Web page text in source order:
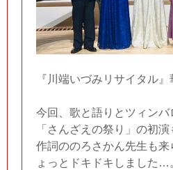
『川端いづみリサイタル』
今回、歌と語りとツィンバ
「さんざえの祭り」の初演
作詞ののろさかん先生も来
ょっとドキドキしました…